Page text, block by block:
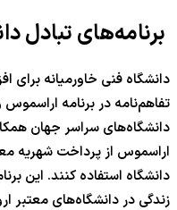
برنامه‌های تبادل
دانشگاه‌های سراسر جهان
اراسموس از پرداخت شهریه
دانشگاه استفاده کنند. این
زندگی در دانشگاه‌های معتبر